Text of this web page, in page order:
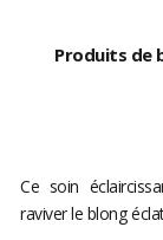
Produits de
Ce soin
raviver le blong